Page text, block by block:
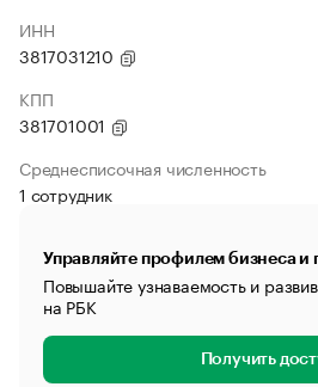
ИНН
3817031210
КПП
381701001
Среднесписочная численность
1 сотрудник
Управляйте профилем бизнеса и
Повышайте узнаваемость и
на РБК
Получить